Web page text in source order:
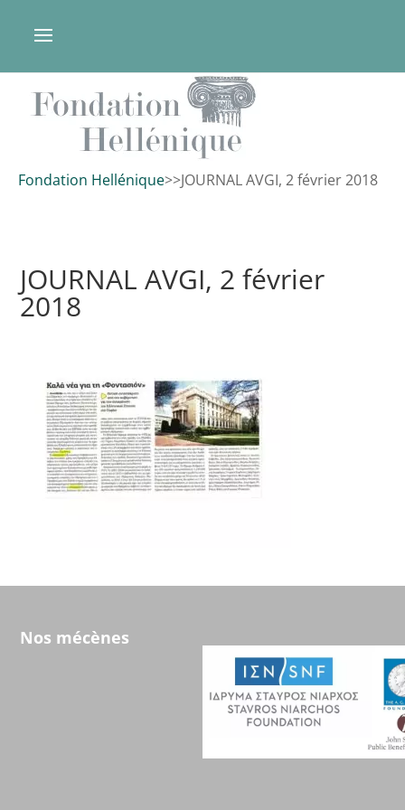
Fondation Hellénique>>JOURNAL AVGI, 2 février 2018
JOURNAL AVGI, 2 février
2018
Nos mécènes